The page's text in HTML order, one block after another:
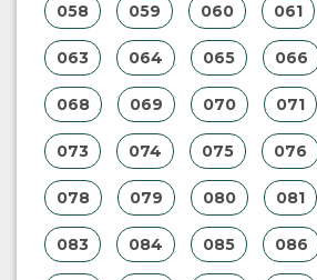
058 059 060 061
063 064 065 066
068 069 070 071
073 074 075 076
078 079 080 081
083 084 085 086